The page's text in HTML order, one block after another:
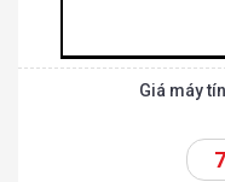
Giá máy